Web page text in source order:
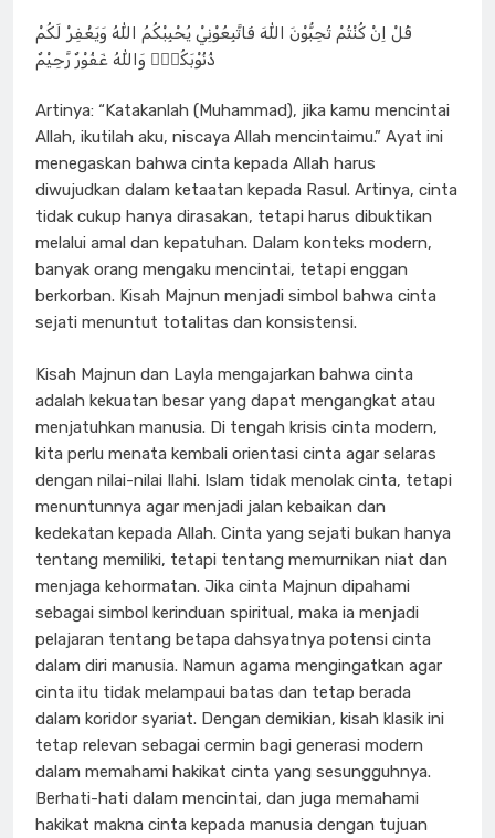
قُلْ اِنْ كُنْتُمْ تُحِبُّوْنَ اللّٰهَ فَاتَّبِعُوْنِيْ يُحْبِبْكُمُ اللّٰهُ وَيَغْفِرْ لَكُمْ
ذُنُوْبَكُمْۗ وَاللّٰهُ غَفُوْرٌ رَّحِيْمٌ
Artinya: “Katakanlah (Muhammad), jika kamu mencintai
Allah, ikutilah aku, niscaya Allah mencintaimu.” Ayat ini
menegaskan bahwa cinta kepada Allah harus
diwujudkan dalam ketaatan kepada Rasul. Artinya, cinta
tidak cukup hanya dirasakan, tetapi harus dibuktikan
melalui amal dan kepatuhan. Dalam konteks modern,
banyak orang mengaku mencintai, tetapi enggan
berkorban. Kisah Majnun menjadi simbol bahwa cinta
sejati menuntut totalitas dan konsistensi.
Kisah Majnun dan Layla mengajarkan bahwa cinta
adalah kekuatan besar yang dapat mengangkat atau
menjatuhkan manusia. Di tengah krisis cinta modern,
kita perlu menata kembali orientasi cinta agar selaras
dengan nilai-nilai Ilahi. Islam tidak menolak cinta, tetapi
menuntunnya agar menjadi jalan kebaikan dan
kedekatan kepada Allah. Cinta yang sejati bukan hanya
tentang memiliki, tetapi tentang memurnikan niat dan
menjaga kehormatan. Jika cinta Majnun dipahami
sebagai simbol kerinduan spiritual, maka ia menjadi
pelajaran tentang betapa dahsyatnya potensi cinta
dalam diri manusia. Namun agama mengingatkan agar
cinta itu tidak melampaui batas dan tetap berada
dalam koridor syariat. Dengan demikian, kisah klasik ini
tetap relevan sebagai cermin bagi generasi modern
dalam memahami hakikat cinta yang sesungguhnya.
Berhati-hati dalam mencintai, dan juga memahami
hakikat makna cinta kepada manusia dengan tujuan